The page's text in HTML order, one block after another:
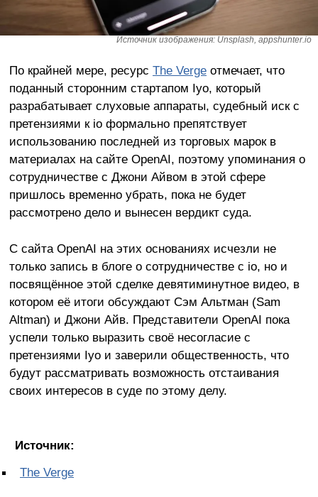
Источник изображения: Unsplash, appshunter.io
По крайней мере, ресурс The Vergeотмечает, что
поданный сторонним стартапом Iyo, который
разрабатывает слуховые аппараты, судебный иск с
претензиями к io формально препятствует
использованию последней из торговых марок в
материалах на сайте OpenAI, поэтому упоминания о
сотрудничестве с Джони Айвом в этой сфере
пришлось временно убрать, пока не будет
рассмотрено дело и вынесен вердикт суда.
С сайта OpenAI на этих основаниях исчезли не
только запись в блоге о сотрудничестве с io, но и
посвящённое этой сделке девятиминутное видео, в
котором её итоги обсуждают Сэм Альтман (Sam
Altman) и Джони Айв. Представители OpenAI пока
успели только выразить своё несогласие с
претензиями Iyo и заверили общественность, что
будут рассматривать возможность отстаивания
своих интересов в суде по этому делу.
Источник:
The Verge